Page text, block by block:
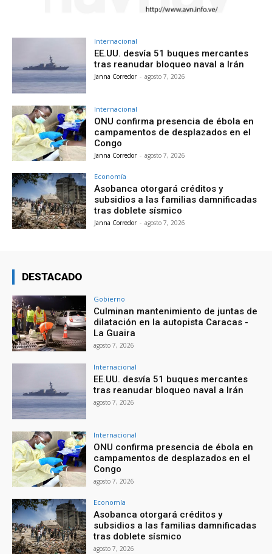
Internacional
EE.UU. desvía 51 buques mercantes
tras reanudar bloqueo naval a Irán
Janna Corredor - agosto 7, 2026
Internacional
ONU confirma presencia de ébola en
campamentos de desplazados en el
Congo
Janna Corredor - agosto 7, 2026
Economía
Asobanca otorgará créditos y
subsidios a las familias damnificadas
tras doblete sísmico
Janna Corredor - agosto 7, 2026
DESTACADO
Gobierno
Culminan mantenimiento de juntas de
dilatación en la autopista Caracas -
La Guaira
agosto 7, 2026
Internacional
EE.UU. desvía 51 buques mercantes
tras reanudar bloqueo naval a Irán
agosto 7, 2026
Internacional
ONU confirma presencia de ébola en
campamentos de desplazados en el
Congo
agosto 7, 2026
Economía
Asobanca otorgará créditos y
subsidios a las familias damnificadas
tras doblete sísmico
agosto 7, 2026